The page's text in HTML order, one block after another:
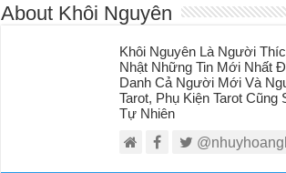
About Khôi Nguyên
Khôi Nguyên Là Người
Nhật Những Tin Mới Nhất
Danh Cả Người Mới Và
Tarot, Phụ Kiện Tarot
Tự Nhiên